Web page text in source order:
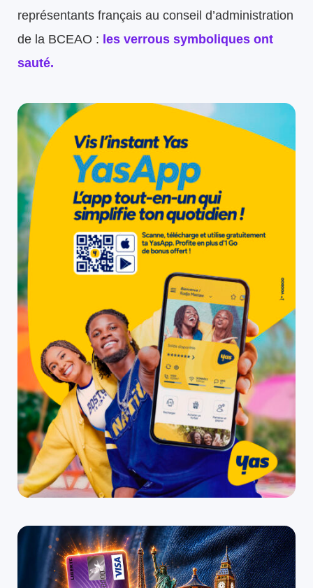
représentants français au conseil d’administration
de la BCEAO : les verrous symboliques ont
sauté.